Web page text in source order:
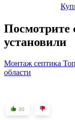
Посмотрите
установили
Монтаж септика
области
30